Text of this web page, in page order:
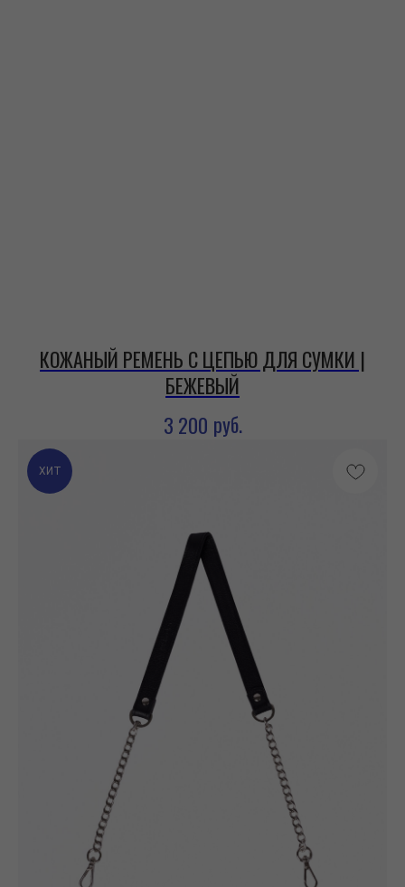
КОЖАНЫЙ РЕМЕНЬ С ЦЕПЬЮ ДЛЯ СУМКИ |
БЕЖЕВЫЙ
3 200 руб.
ХИТ